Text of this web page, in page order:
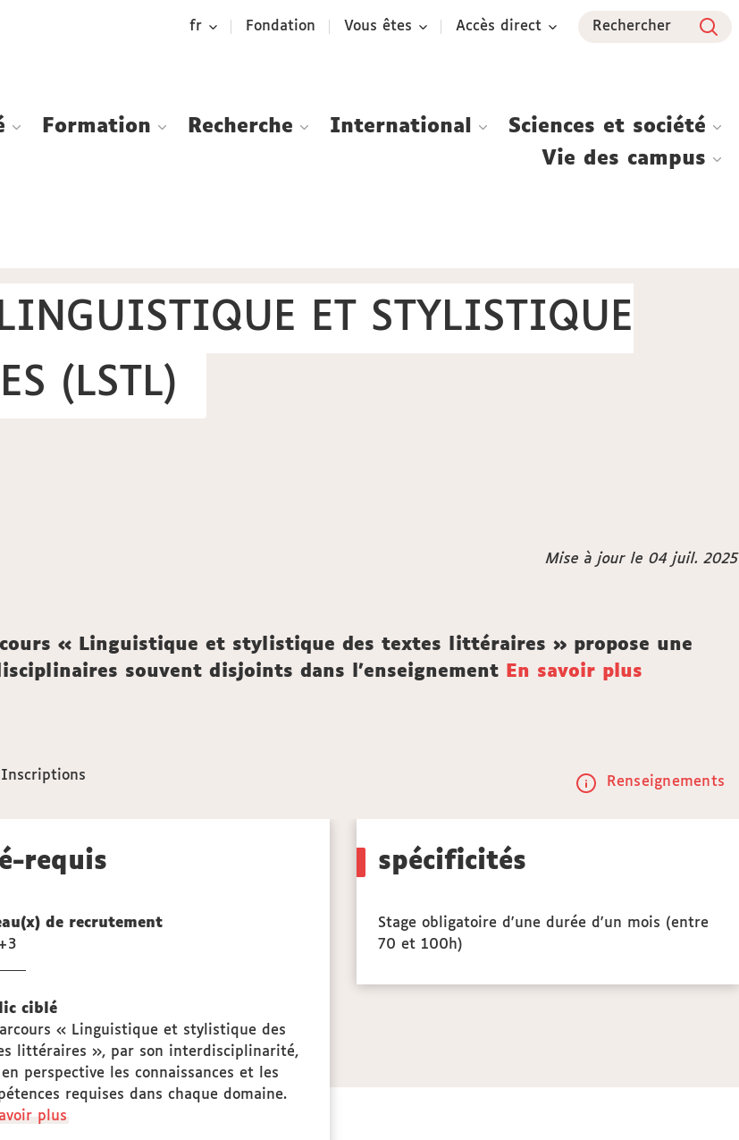
fr Fondation Vous êtes Accès direct Rechercher
Formation Recherche International
Sciences et société
Vie des campus
ET STYLISTIQUE
(LSTL)
Mise à jour le 04 juil. 2025
« Linguistique et stylistique des textes littéraires » propose une
souvent disjoints dans l'enseignement
En savoir plus
Inscriptions
Inscriptions Renseignements
requis
de recrutement
ciblé
« Linguistique et stylistique des
littéraires », par son interdisciplinarité,
perspective les connaissances et les
requises dans chaque domaine.
plus
spécificités
Stage obligatoire d'une durée d'un mois (entre
70 et 100h)